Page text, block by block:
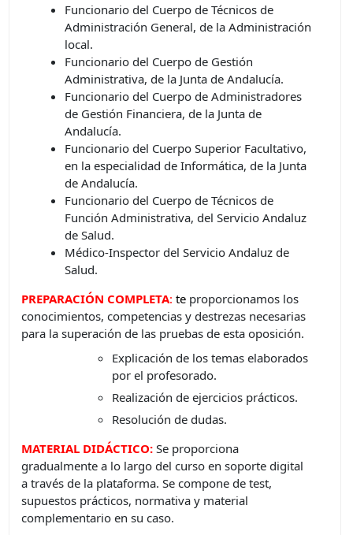
Funcionario del Cuerpo de Técnicos de
Administración General, de la Administración
local.
Funcionario del Cuerpo de Gestión
Administrativa, de la Junta de Andalucía.
Funcionario del Cuerpo de Administradores
de Gestión Financiera, de la Junta de
Andalucía.
Funcionario del Cuerpo Superior Facultativo,
en la especialidad de Informática, de la Junta
de Andalucía.
Funcionario del Cuerpo de Técnicos de
Función Administrativa, del Servicio Andaluz
de Salud.
Médico-Inspector del Servicio Andaluz de
Salud.
PREPARACIÓN COMPLETA:te proporcionamos los
conocimientos, competencias y destrezas necesarias
para la superación de las pruebas de esta oposición.
Explicación de los temas elaborados
por el profesorado.
Realización de ejercicios prácticos.
Resolución de dudas.
MATERIAL DIDÁCTICO:Se proporciona
gradualmente a lo largo del curso en soporte digital
a través de la plataforma. Se compone de test,
supuestos prácticos, normativa y material
complementario en su caso.